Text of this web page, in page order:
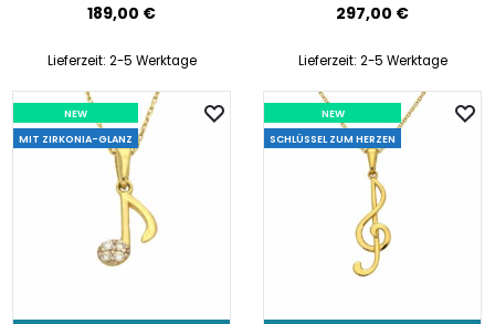
189,00 €
Lieferzeit: 2-5 Werktage
297,00 €
Lieferzeit: 2-5 Werktage
NEW
MIT ZIRKONIA-GLANZ
NEW
SCHLÜSSEL ZUM HERZEN